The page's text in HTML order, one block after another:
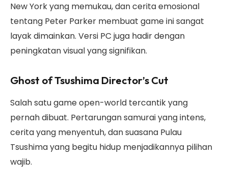
New York yang memukau, dan cerita emosional
tentang Peter Parker membuat game ini sangat
layak dimainkan. Versi PC juga hadir dengan
peningkatan visual yang signifikan.
Ghost of Tsushima Director’s Cut
Salah satu game open-world tercantik yang
pernah dibuat. Pertarungan samurai yang intens,
cerita yang menyentuh, dan suasana Pulau
Tsushima yang begitu hidup menjadikannya pilihan
wajib.